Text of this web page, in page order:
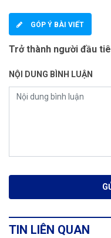
GÓP Ý BÀI VIẾT
Trở thành người đầu
NỘI DUNG BÌNH LUẬN
TIN LIÊN QUAN